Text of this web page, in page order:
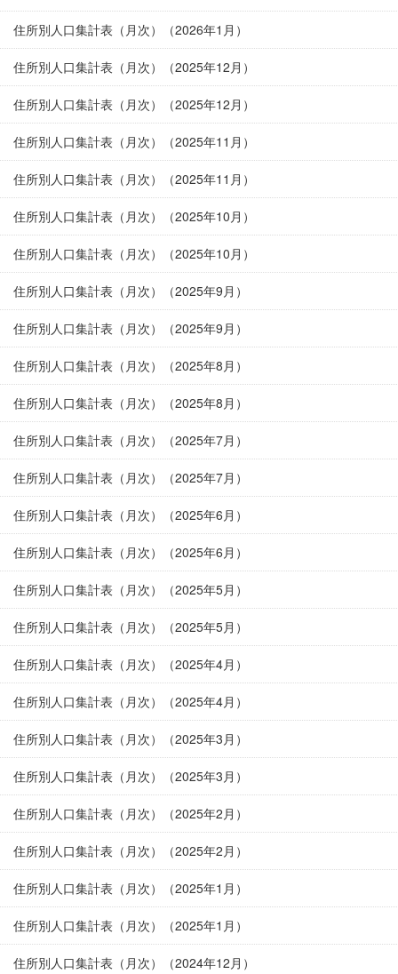
住所別人口集計表（月次）（2026年1月）
住所別人口集計表（月次）（2025年12月）
住所別人口集計表（月次）（2025年12月）
住所別人口集計表（月次）（2025年11月）
住所別人口集計表（月次）（2025年11月）
住所別人口集計表（月次）（2025年10月）
住所別人口集計表（月次）（2025年10月）
住所別人口集計表（月次）（2025年9月）
住所別人口集計表（月次）（2025年9月）
住所別人口集計表（月次）（2025年8月）
住所別人口集計表（月次）（2025年8月）
住所別人口集計表（月次）（2025年7月）
住所別人口集計表（月次）（2025年7月）
住所別人口集計表（月次）（2025年6月）
住所別人口集計表（月次）（2025年6月）
住所別人口集計表（月次）（2025年5月）
住所別人口集計表（月次）（2025年5月）
住所別人口集計表（月次）（2025年4月）
住所別人口集計表（月次）（2025年4月）
住所別人口集計表（月次）（2025年3月）
住所別人口集計表（月次）（2025年3月）
住所別人口集計表（月次）（2025年2月）
住所別人口集計表（月次）（2025年2月）
住所別人口集計表（月次）（2025年1月）
住所別人口集計表（月次）（2025年1月）
住所別人口集計表（月次）（2024年12月）